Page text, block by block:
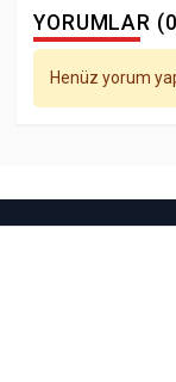
YORUMLAR
Henüz yorum